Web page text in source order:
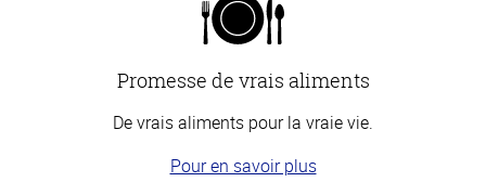
Promesse de vrais aliments
De vrais aliments pour la vraie vie.
Pour en savoir plus